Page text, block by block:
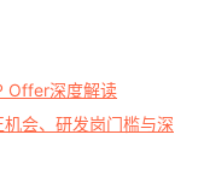
Offer深度解读
会、研发岗门槛与深